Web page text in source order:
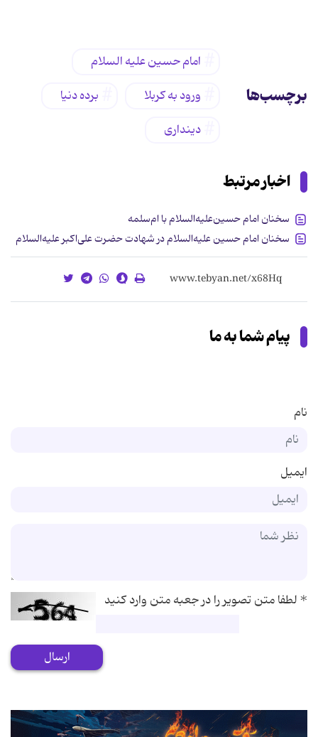
برچسب‌ها
امام حسین علیه السلام
ورود به کربلا
برده دنیا
دینداری
اخبار مرتبط
سخنان امام حسین‌علیه‌السلام با ام‌سلمه
سخنان امام حسین‌ علیه‌السلام در شهادت حضرت علی‌اکبر علیه‌السلام
پیام شما به ما
نام
ایمیل
*لطفا متن تصویر را در جعبه متن وارد کنید
ارسال